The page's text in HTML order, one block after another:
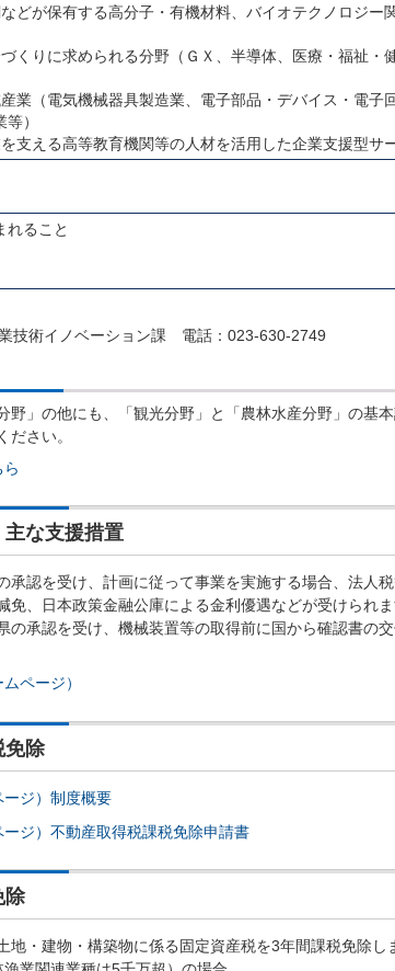
どが保有する高分子・有機材料、バイオテクノロジー
くりに求められる分野（ＧＸ、半導体、医療・福祉・
業（電気機械器具製造業、電子部品・デバイス・電子
）
支える高等教育機関等の人材を活用した企業支援型サ
れること
技術イノベーション課 電話：023-630-2749
」の他にも、「観光分野」と「農林水産分野」の基
さい。
な支援措置
認を受け、計画に従って事業を実施する場合、法人
免、日本政策金融公庫による金利優遇などが受けられ
の承認を受け、機械装置等の取得前に国から確認書の
ページ）
免除
ジ）制度概要
ジ）不動産取得税課税免除申請書
除
・建物・構築物に係る固定資産税を3年間課税免除し